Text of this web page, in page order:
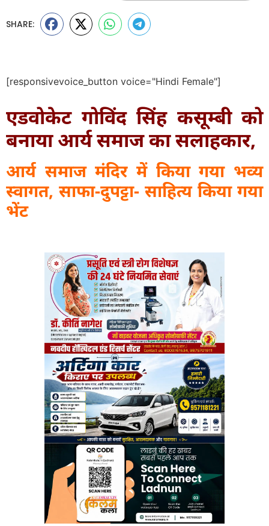
SHARE:
[responsivevoice_button voice="Hindi Female"]
एडवोकेट गोविंद सिंह कसूम्बी को
बनाया आर्य समाज का सलाहकार,
आर्य समाज मंदिर में किया गया भव्य
स्वागत, साफा-दुपट्टा- साहित्य किया गया
भेंट